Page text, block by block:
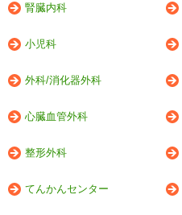
腎臓内科
小児科
外科/消化器外科
心臓血管外科
整形外科
てんかんセンター